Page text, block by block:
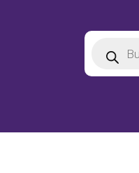
productos